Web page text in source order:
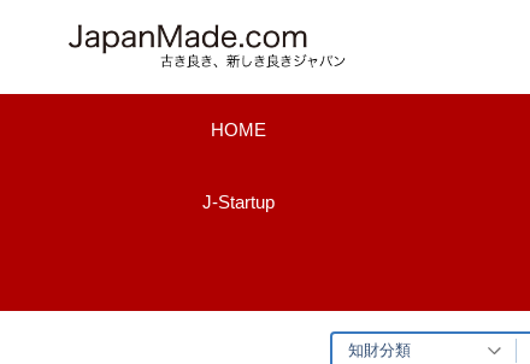
HOME
J-Startup
知財分類